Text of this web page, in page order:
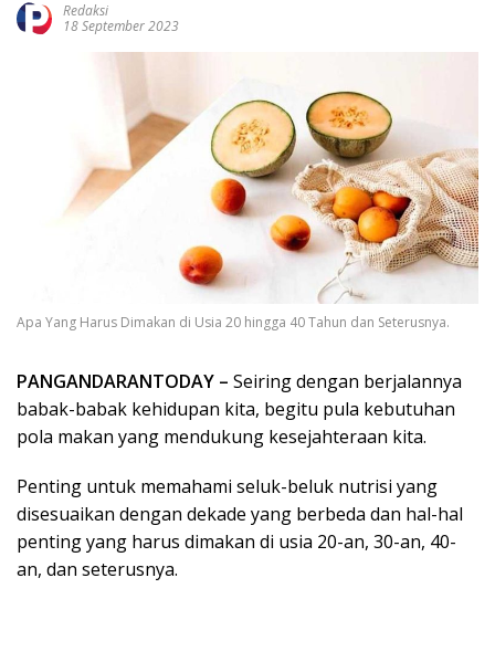
Redaksi
18 September 2023
Apa Yang Harus Dimakan di Usia 20 hingga 40 Tahun dan Seterusnya.
PANGANDARANTODAY – Seiring dengan berjalannya
babak-babak kehidupan kita, begitu pula kebutuhan
pola makan yang mendukung kesejahteraan kita.
Penting untuk memahami seluk-beluk nutrisi yang
disesuaikan dengan dekade yang berbeda dan hal-hal
penting yang harus dimakan di usia 20-an, 30-an, 40-
an, dan seterusnya.